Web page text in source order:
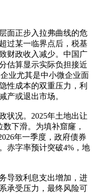
面正步入拉弗曲线的危
过某一临界点后，税基
财政收入减少。中国广
估算显示实际负担接近
业尤其是中小微企业面
性成本的双重压力，利
产或退出市场。
状况。2025年土地出让
下滑。为填补窟窿，
年一季度，政府债券
赤字率预计突破4%，地
导致利息支出增加，进
承受压力，最终风险可